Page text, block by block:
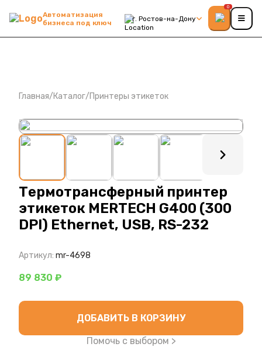
Автоматизация
бизнеса под ключ
г. Ростов-на-Дону
0
Главная/Каталог/Принтеры этикеток
: ?>
Термотрансферный принтер
этикеток MERTECH G400 (300
DPI) Ethernet, USB, RS-232
Артикул: mr-4698
89 830 ₽
ДОБАВИТЬ В КОРЗИНУ
Помочь с выбором >